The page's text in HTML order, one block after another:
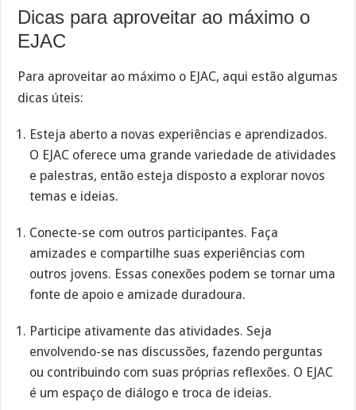
Dicas para aproveitar ao máximo o
EJAC
Para aproveitar ao máximo o EJAC, aqui estão algumas
dicas úteis:
Esteja aberto a novas experiências e aprendizados.
O EJAC oferece uma grande variedade de atividades
e palestras, então esteja disposto a explorar novos
temas e ideias.
Conecte-se com outros participantes. Faça
amizades e compartilhe suas experiências com
outros jovens. Essas conexões podem se tornar uma
fonte de apoio e amizade duradoura.
Participe ativamente das atividades. Seja
envolvendo-se nas discussões, fazendo perguntas
ou contribuindo com suas próprias reflexões. O EJAC
é um espaço de diálogo e troca de ideias.